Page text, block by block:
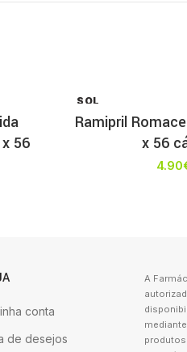
56
SOL
T
Ramipril
x 56
4.90
conta
de desejos
A